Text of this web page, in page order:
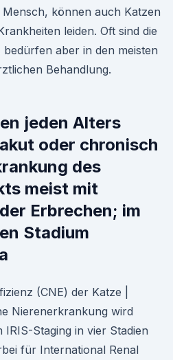
können auch Katzen
leiden. Oft sind die
aber in den meisten
Behandlung.
jeden Alters
oder chronisch
des
meist mit
Erbrechen; im
Stadium
(CNE) der Katze |
Nierenerkrankung wird
Staging in vier Stadien
für International Renal